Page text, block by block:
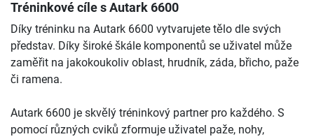
Tréninkové cíle s Autark 6600
Díky tréninku na Autark 6600 vytvarujete tělo dle svých
představ. Díky široké škále komponentů se uživatel může
zaměřit na jakokoukoliv oblast, hrudník, záda, břicho, paže
či ramena.
Autark 6600 je skvělý tréninkový partner pro každého. S
pomocí různých cviků zformuje uživatel paže, nohy,